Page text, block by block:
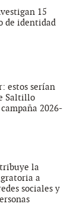
15
de identidad
estos serían
Saltillo
2026-
la
a
sociales y